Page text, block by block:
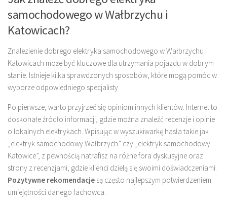
samochodowego w Wałbrzychu i
Katowicach?
Znalezienie dobrego elektryka samochodowego w Wałbrzychu i
Katowicach może być kluczowe dla utrzymania pojazdu w dobrym
stanie. Istnieje kilka sprawdzonych sposobów, które mogą pomóc w
wyborze odpowiedniego specjalisty.
Po pierwsze, warto przyjrzeć się opiniom innych klientów. Internet to
doskonałe źródło informacji, gdzie można znaleźć recenzje i opinie
o lokalnych elektrykach. Wpisując w wyszukiwarkę hasła takie jak
„elektryk samochodowy Wałbrzych” czy „elektryk samochodowy
Katowice”, z pewnością natrafisz na różne fora dyskusyjne oraz
strony z recenzjami, gdzie klienci dzielą się swoimi doświadczeniami.
Pozytywne rekomendacje są często najlepszym potwierdzeniem
umiejętności danego fachowca.